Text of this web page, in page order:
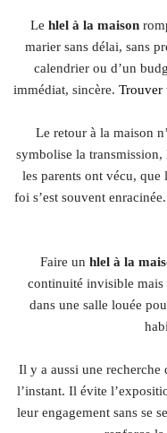
Le hlel à la maison
marier sans délai, sans
calendrier ou d’un
immédiat, sincère. Trouver
Le retour à la maison
symbolise la
les parents ont vécu, que
foi s’est souvent enracinée.
Faire un hlel à la
continuité invisible mais
dans une salle louée
Il y a aussi une recherche
l’instant. Il évite
leur engagement sans se